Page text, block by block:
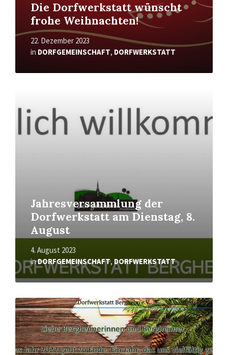
Die Dorfwerkstatt wünscht
frohe Weihnachten!
22. Dezember 2023
in DORFGEMEINSCHAFT, DORFWERKSTATT
Jahresversammlung der
Dorfwerkstatt am Dienstag, 8.
August
4. August 2023
inDORFGEMEINSCHAFT, DORFWERKSTATT
Mehr
erfahren